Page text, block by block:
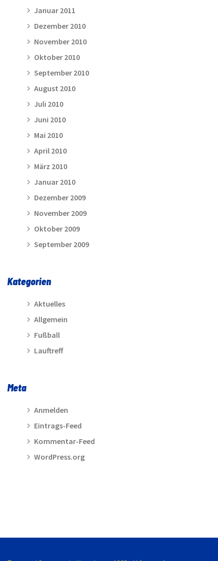
Januar 2011
Dezember 2010
November 2010
Oktober 2010
September 2010
August 2010
Juli 2010
Juni 2010
Mai 2010
April 2010
März 2010
Januar 2010
Dezember 2009
November 2009
Oktober 2009
September 2009
Kategorien
Aktuelles
Allgemein
Fußball
Lauftreff
Meta
Anmelden
Eintrags-Feed
Kommentar-Feed
WordPress.org